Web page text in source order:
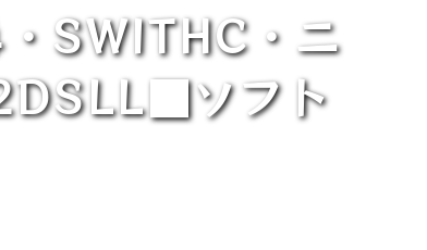
SWITHC・ニ
ソフト